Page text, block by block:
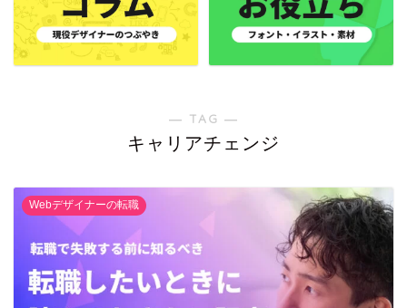
― TAG ―
キャリアチェンジ
Webデザイナーの転職